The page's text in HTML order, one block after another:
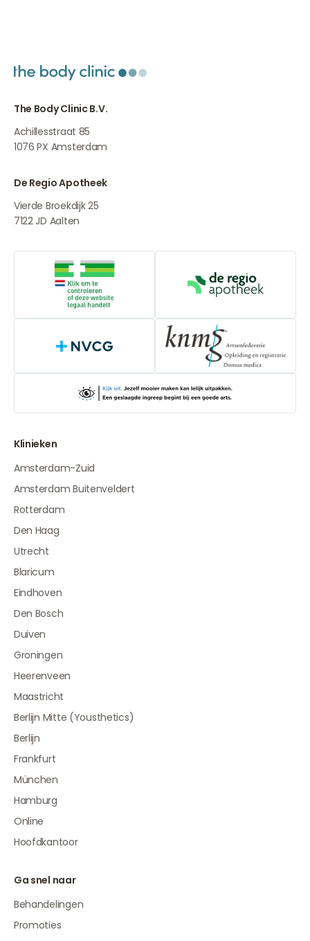
The Body Clinic B.V.
Achillesstraat 85
1076 PX Amsterdam
De Regio Apotheek
Vierde Broekdijk 25
7122 JD Aalten
Online aanbieders medicijnenDe Regio
NVCG
Klinieken
Amsterdam-Zuid
Amsterdam Buitenveldert
Rotterdam
Den Haag
Utrecht
Blaricum
Eindhoven
Den Bosch
Duiven
Groningen
Heerenveen
Maastricht
Berlijn Mitte (Yousthetics)
Berlijn
Frankfurt
München
Hamburg
Online
Hoofdkantoor
Ga snel naar
Behandelingen
Promoties